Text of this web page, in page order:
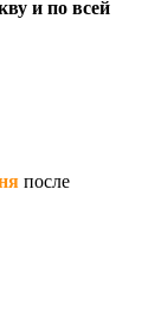
и по всей
после